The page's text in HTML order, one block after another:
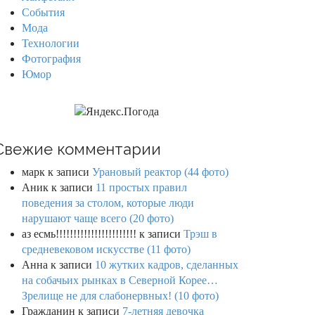
События
Мода
Технологии
Фотография
Юмор
комментарии
марк к записи Урановый реактор (44 фото)
Аник к записи 11 простых правил
поведения за столом, которые люди
нарушают чаще всего (20 фото)
аз есмь!!!!!!!!!!!!!!!!!!!!!!! к записи Трэш в
средневековом искусстве (11 фото)
Анна к записи 10 жутких кадров, сделанных
на собачьих рынках в Северной Корее…
Зрелище не для слабонервных! (10 фото)
Гражданин к записи 7-летняя девочка